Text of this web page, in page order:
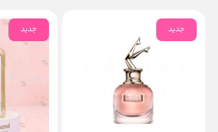
جدید جدید